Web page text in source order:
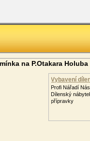
na P.Otakara Holuba
Vybavení
Profi Nářadí
Dílenský
přípravky